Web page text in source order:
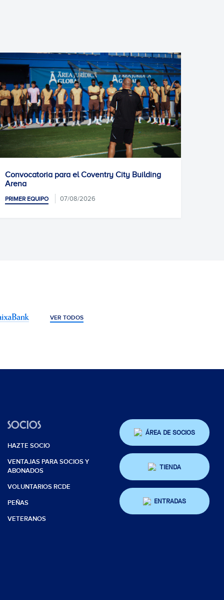
City Building Entrenamiento previo
VER TODOS
SOCIOS
HAZTE SOCIO
VENTAJAS PARA SOCIOS Y
ABONADOS
VOLUNTARIOS RCDE
PEÑAS
VETERANOS
ÁREA DE SOCIOS
TIENDA
ENTRADAS